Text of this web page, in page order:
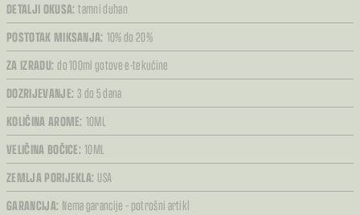
DETALJI OKUSA: tamni duhan
POSTOTAK MIKSANJA: 10% do 20%
ZA IZRADU: do 100ml gotove e-tekućine
DOZRIJEVANJE: 3 do 5 dana
KOLIČINA AROME: 10ML
VELIČINA BOČICE: 10ML
ZEMLJA PORIJEKLA: USA
GARANCIJA: Nema garancije – potrošni artikl